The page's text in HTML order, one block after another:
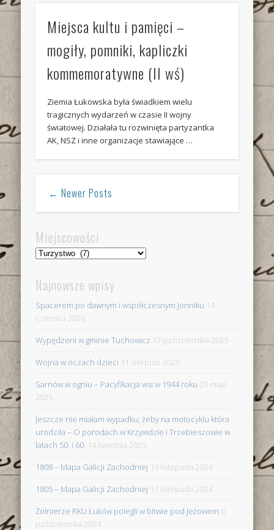
Miejsca kultu i pamięci –
mogiły, pomniki, kapliczki
kommemoratywne (II wś)
Ziemia Łukowska była świadkiem wielu
tragicznych wydarzeń w czasie II wojny
światowej. Działała tu rozwinięta partyzantka
AK, NSZ i inne organizacje stawiające …
← Newer Posts
Miejscowości
Miejscowości
Najnowsze wpisy
Spacerem po dawnym i współczesnym Jonniku 14
czerwca 2026
Wypędzeni w gminie Tuchowicz 13 października 2025
Wojna w oczach dzieci 31 sierpnia 2025
Sarnów w ogniu – Pacyfikacja wsi w 1944 roku 23 maja
2025
Jeszcze nie miałam wypadku, żeby na motocyklu która
urodziła – O porodach w Krzywdzie i Trzebieszowie w
latach 50. i 60. 14 kwietnia 2025
1808 – Mapa Galicji Zachodniej 19 listopada 2024
1805 – Mapa Galicji Zachodniej 17 listopada 2024
Żołnierze RKU Łuków polegli w bitwie pod Jeżowem 6
października 2024